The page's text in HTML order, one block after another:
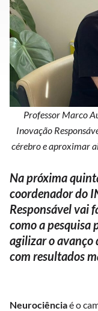
Professor Marco
Inovação
cérebro e aproximar
Na próxima
coordenador do
Responsável vai
como a pesquisa
agilizar o avanço
com resultados
Neurociênciaé o